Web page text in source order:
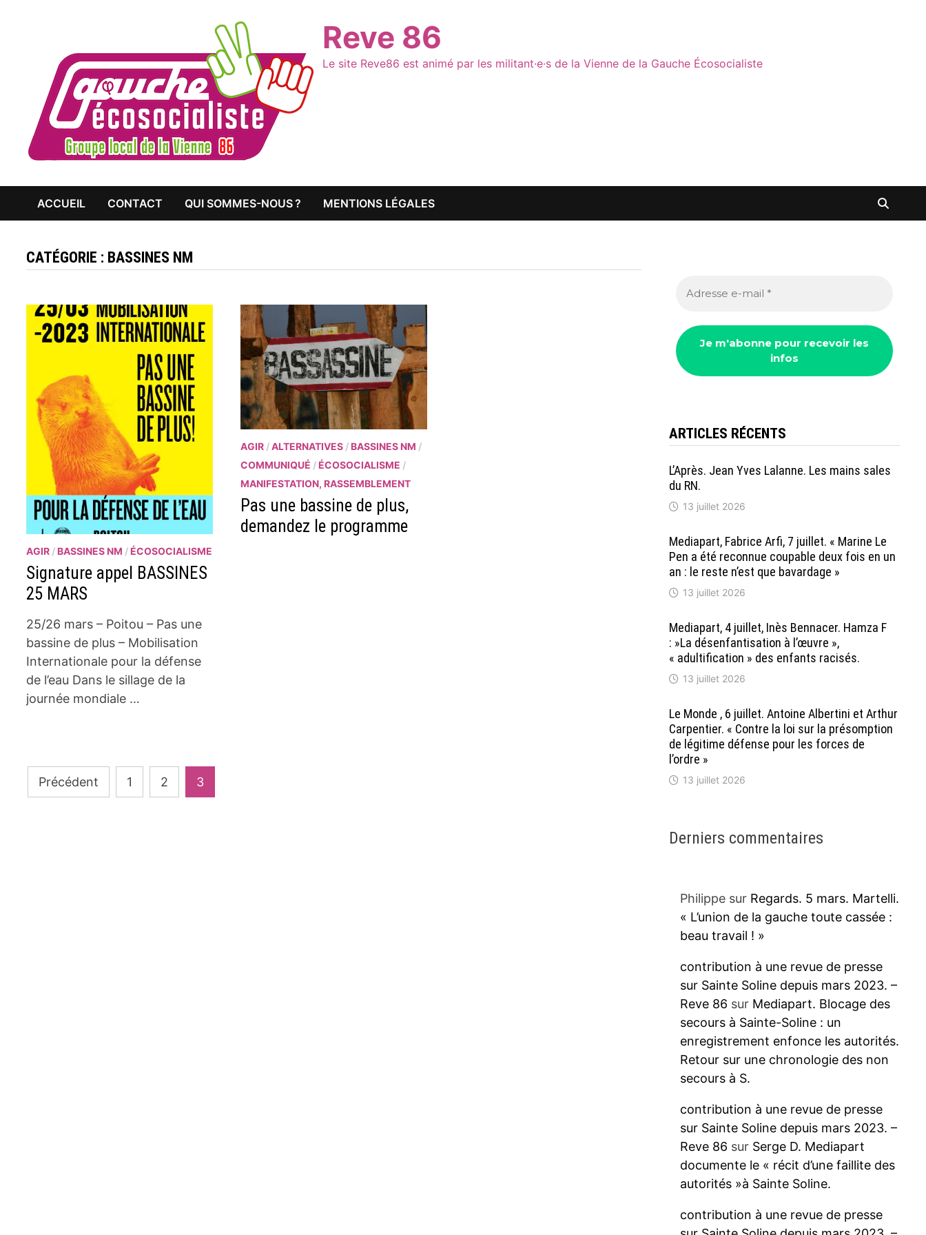
Reve 86
Le site Reve86 est animé par les militant·e·s de la Vienne de la Gauche Écosocialiste
ACCUEIL CONTACT QUI SOMMES-NOUS ? MENTIONS LÉGALES
CATÉGORIE : BASSINES NM
AGIR / BASSINES NM / ÉCOSOCIALISME
Signature appel BASSINES
25 MARS
25/26 mars – Poitou – Pas une
bassine de plus – Mobilisation
Internationale pour la défense
de l’eau Dans le sillage de la
journée mondiale …
AGIR /ALTERNATIVES / BASSINES NM /
COMMUNIQUÉ / ÉCOSOCIALISME /
MANIFESTATION, RASSEMBLEMENT
Pas une bassine de plus,
demandez le programme
Pagination
des
Précédent 1 2 3
ARTICLES RÉCENTS
L’Après. Jean Yves Lalanne. Les mains sales
du RN.
13 juillet 2026
Mediapart, Fabrice Arfi, 7 juillet. « Marine Le
Pen a été reconnue coupable deux fois en un
an : le reste n’est que bavardage »
13 juillet 2026
Mediapart, 4 juillet, Inès Bennacer. Hamza F
: »La désenfantisation à l’œuvre »,
« adultification » des enfants racisés.
13 juillet 2026
Le Monde , 6 juillet. Antoine Albertini et Arthur
Carpentier. « Contre la loi sur la présomption
de légitime défense pour les forces de
l’ordre »
13 juillet 2026
Derniers commentaires
Philippesur Regards. 5 mars. Martelli.
« L’union de la gauche toute cassée :
beau travail ! »
contribution à une revue de presse
sur Sainte Soline depuis mars 2023. –
Reve 86 sur Mediapart. Blocage des
secours à Sainte-Soline : un
enregistrement enfonce les autorités.
Retour sur une chronologie des non
secours à S.
contribution à une revue de presse
sur Sainte Soline depuis mars 2023. –
Reve 86 sur Serge D. Mediapart
documente le « récit d’une faillite des
autorités »à Sainte Soline.
contribution à une revue de presse